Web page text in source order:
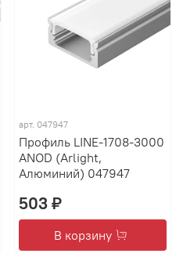
арт. 047947
Профиль LINE-1708-3000
ANOD (Arlight,
Алюминий) 047947
503 ₽
В корзину